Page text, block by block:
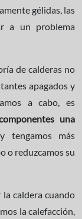
gélidas, las
a un problema
de calderas no
apagados y
a cabo, es
una
tengamos más
o reduzcamos su
la caldera cuando
la calefacción,